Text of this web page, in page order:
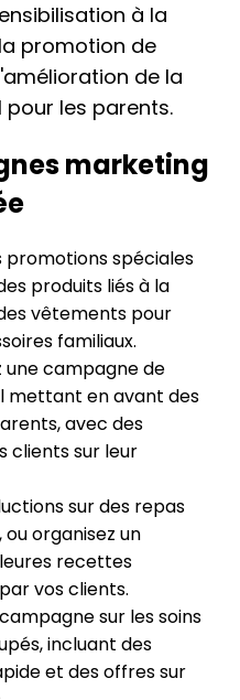
à la
promotion de
de la
les parents.
marketing
promotions spéciales
produits liés à la
vêtements pour
familiaux.
une campagne de
mettant en avant des
avec des
clients sur leur
sur des repas
organisez un
recettes
vos clients.
sur les soins
incluant des
et des offres sur